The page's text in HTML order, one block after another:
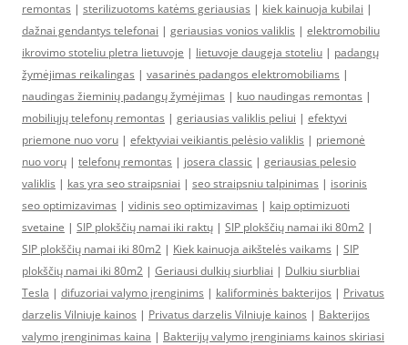
remontas | sterilizuotoms katėms geriausias | kiek kainuoja kubilai |
dažnai gendantys telefonai | geriausias vonios valiklis | elektromobiliu
ikrovimo stoteliu pletra lietuvoje | lietuvoje daugeja stoteliu | padangų
žymėjimas reikalingas | vasarinės padangos elektromobiliams |
naudingas žieminių padangų žymėjimas | kuo naudingas remontas |
mobiliųjų telefonų remontas | geriausias valiklis peliui | efektyvi
priemone nuo voru | efektyviai veikiantis pelėsio valiklis | priemonė
nuo vorų | telefonų remontas | josera classic | geriausias pelesio
valiklis | kas yra seo straipsniai | seo straipsniu talpinimas | isorinis
seo optimizavimas | vidinis seo optimizavimas | kaip optimizuoti
svetaine | SIP plokščių namai iki raktų | SIP plokščių namai iki 80m2 |
SIP plokščių namai iki 80m2 | Kiek kainuoja aikštelės vaikams | SIP
plokščių namai iki 80m2 | Geriausi dulkių siurbliai | Dulkiu siurbliai
Tesla | difuzoriai valymo įrenginims | kaliforminės bakterijos | Privatus
darzelis Vilniuje kainos | Privatus darzelis Vilniuje kainos | Bakterijos
valymo įrenginimas kaina | Bakterijų valymo įrenginiams kainos skiriasi